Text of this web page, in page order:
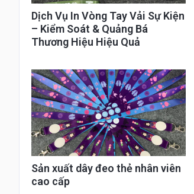
Dịch Vụ In Vòng Tay Vải Sự Kiện
– Kiểm Soát & Quảng Bá
Thương Hiệu Hiệu Quả
Sản xuất dây đeo thẻ nhân viên
cao cấp